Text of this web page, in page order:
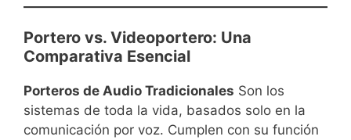
Portero vs. Videoportero: Una
Comparativa Esencial
Porteros de Audio Tradicionales Son los
sistemas de toda la vida, basados solo en la
comunicación por voz. Cumplen con su función